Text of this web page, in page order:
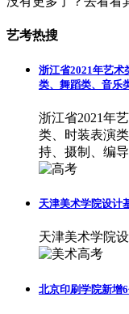
艺考热搜
浙江省2021年艺术
类、舞蹈类、音乐
浙江省2021年
类、时装表演
持、摄制、编导
天津美术学院设计
天津美术学院
北京印刷学院新增